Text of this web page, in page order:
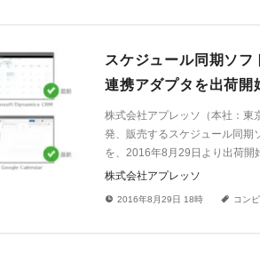
スケジュール同期ソ
連携アダプタを出荷開
株式会社アプレッソ（本社：東
発、販売するスケジュール同期
を、2016年8月29日より出荷開
株式会社アプレッソ
! 2016年8月29日 18時 a コン